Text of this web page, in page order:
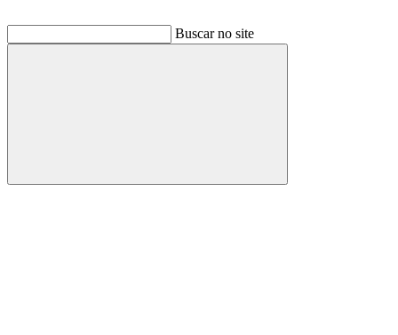
Buscar no site
Buscar